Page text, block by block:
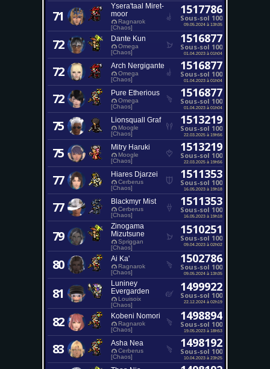
71
Ysera'taal Miret-
moor
Ragnarok
[Chaos]
1517786
Sous-sol 100
09.05.2024 à 13h35
72 Dante Kun
Omega
[Chaos]
1516877
Sous-sol 100
01.04.2023 à 01h04
72 Arch Nergigante
Omega
[Chaos]
1516877
Sous-sol 100
01.04.2023 à 01h04
72 Pure Etherious
Omega
[Chaos]
1516877
Sous-sol 100
01.04.2023 à 01h04
75 Lionsquall Graf
Moogle
[Chaos]
1513219
Sous-sol 100
22.03.2025 à 19h56
75 Mitry Haruki
Moogle
[Chaos]
1513219
Sous-sol 100
22.03.2025 à 19h56
77 Hiares Djarzei
Cerberus
[Chaos]
1511353
Sous-sol 100
16.05.2023 à 19h18
77 Blackmyr Mist
Cerberus
[Chaos]
1511353
Sous-sol 100
16.05.2023 à 19h18
79
Zinogama
Mizutsune
Spriggan
[Chaos]
1510251
Sous-sol 100
09.04.2023 à 02h02
80 Ai Ka'
Ragnarok
[Chaos]
1502786
Sous-sol 100
09.05.2024 à 13h35
81
Luniney
Evergarden
Louisoix
[Chaos]
1499922
Sous-sol 100
22.12.2024 à 02h19
82 Kobeni Nomori
Ragnarok
[Chaos]
1498894
Sous-sol 100
19.05.2023 à 18h53
83 Asha Nea
Cerberus
[Chaos]
1498192
Sous-sol 100
10.04.2023 à 23h25